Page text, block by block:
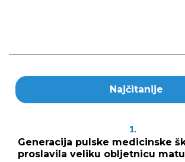
Najčitanije
1.
Generacija pulske medicinske
proslavila veliku obljetnicu